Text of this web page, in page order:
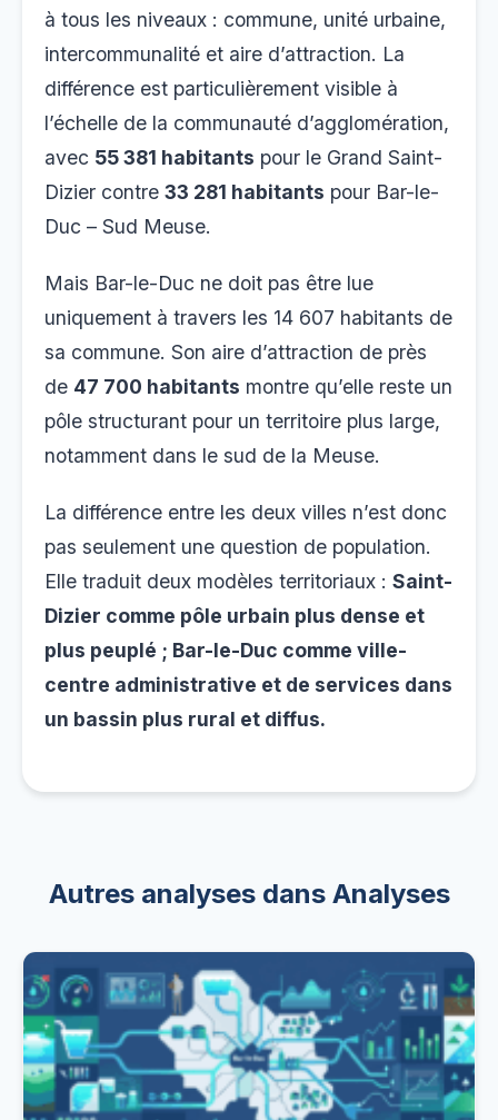
à tous les niveaux : commune, unité urbaine,
intercommunalité et aire d’attraction. La
différence est particulièrement visible à
l’échelle de la communauté d’agglomération,
avec 55 381 habitants pour le Grand Saint-
Dizier contre 33 281 habitants pour Bar-le-
Duc – Sud Meuse.
Mais Bar-le-Duc ne doit pas être lue
uniquement à travers les 14 607 habitants de
sa commune. Son aire d’attraction de près
de 47 700 habitants montre qu’elle reste un
pôle structurant pour un territoire plus large,
notamment dans le sud de la Meuse.
La différence entre les deux villes n’est donc
pas seulement une question de population.
Elle traduit deux modèles territoriaux : Saint-
Dizier comme pôle urbain plus dense et
plus peuplé ; Bar-le-Duc comme ville-
centre administrative et de services dans
un bassin plus rural et diffus.
Autres analyses dans Analyses